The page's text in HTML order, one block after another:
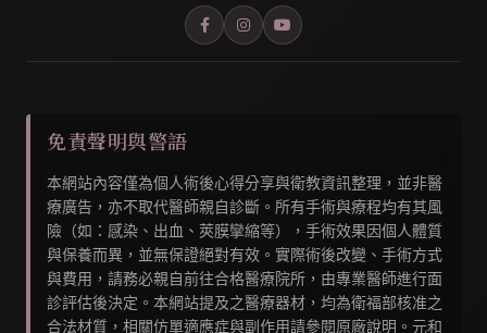
免責聲明與警語
本網站內容僅為個人術後心得分享與衛教資訊整理，並非醫
療廣告，亦不取代醫師親自診斷。所有手術與療程均有其風
險（如：感染、出血、莢膜攣縮等），手術效果因個人體質
與保養而異，並無保證絕對有效。實際術後改變、手術方式
與費用，請務必親自前往合格醫療院所，由專業醫師進行面
診評估後決定。本網站提及之醫療器材，均為衛福部核准之
合法材質，相關仿單適應症與副作用請參閱原廠說明。元和